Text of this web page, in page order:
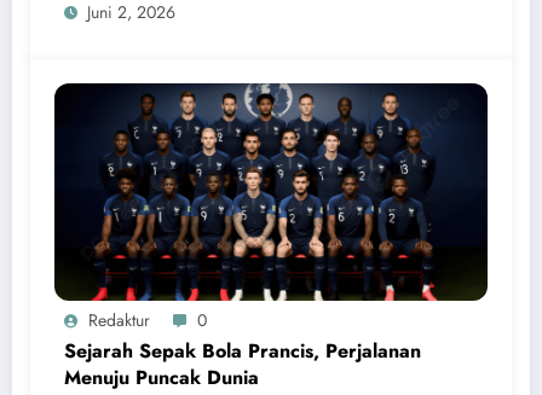
Juni 2, 2026
Redaktur 0
Sejarah Sepak Bola Prancis, Perjalanan
Menuju Puncak Dunia